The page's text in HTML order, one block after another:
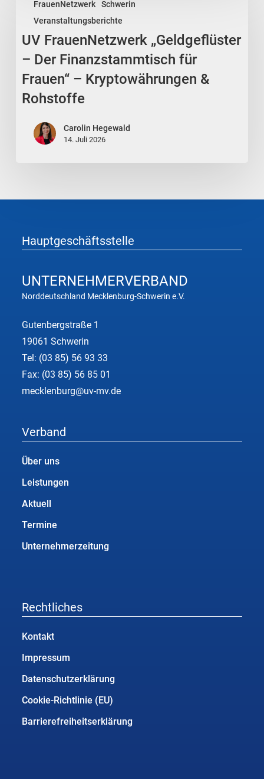
FrauenNetzwerk
Schwerin
Veranstaltungsberichte
FrauenNetzwerk
„Geldgeflüster
–
Der
Finanzstammtisch
für
Frauen“
Kryptowährungen
UV FrauenNetzwerk „Geldgeflüster
– Der Finanzstammtisch für
Frauen“ – Kryptowährungen &
Rohstoffe
Carolin Hegewald
14. Juli 2026
Hauptgeschäftsstelle
UNTERNEHMERVERBAND
Norddeutschland Mecklenburg-Schwerin e.V.
Gutenbergstraße 1
19061 Schwerin
Tel: (03 85) 56 93 33
Fax: (03 85) 56 85 01
mecklenburg@uv-mv.de
Verband
Über uns
Leistungen
Aktuell
Termine
Unternehmerzeitung
Rechtliches
Kontakt
Impressum
Datenschutzerklärung
Cookie-Richtlinie (EU)
Barrierefreiheitserklärung